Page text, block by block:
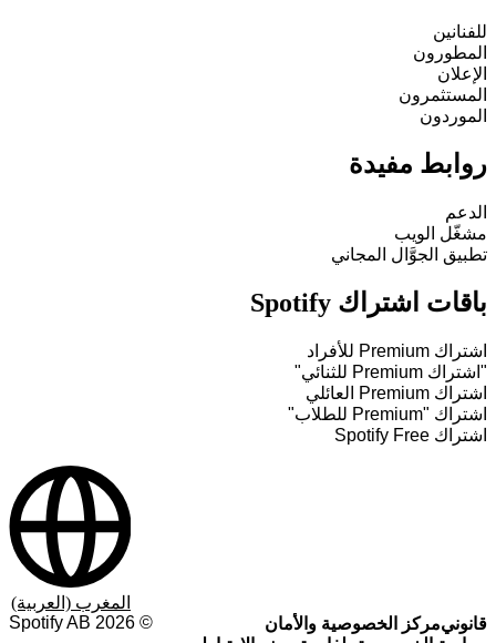
للفنانين
المطورون
الإعلان
المستثمرون
الموردون
روابط مفيدة
الدعم
مشغّل الويب
تطبيق الجوَّال المجاني
باقات اشتراك Spotify
اشتراك Premium للأفراد
"اشتراك Premium للثنائي"
اشتراك Premium العائلي
اشتراك "Premium للطلاب"
اشتراك Spotify Free
قانونيمركز الخصوصية والأمان
©
2026
المغرب (العربية)